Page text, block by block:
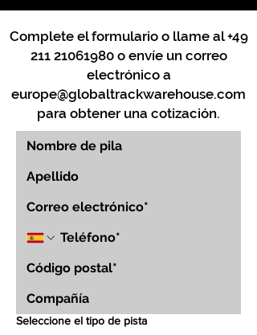
Complete el formulario o llame al+49
211 21061980o envíe un correo
electrónico a
europe@globaltrackwarehouse.com
para obtener una cotización.
Seleccione el tipo de pista